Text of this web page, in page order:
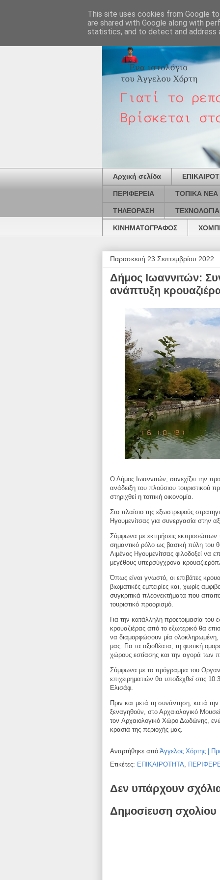
Αρχική σελίδα
ΠΕΡΙΦΕΡΕΙΑ ΤΟΠΙΚΑ ΝΕΑ
ΤΗΛΕΟΡΑΣΗ ΤΕΧΝΟΛΟΓΙΑ
ΚΙΝΗΜΑΤΟΓΡΑΦΟΣ
Παρασκευή 23 Σεπτεμβρίου 2022
Δήμος Ιωαννιτών:
ανάπτυξη
Ο Δήμος Ιωαννιτών, συνεχίζει την
ανάδειξη του πλούσιου τουριστικού
στηριχθεί η τοπική οικονομία.
Στο πλαίσιο της εξωστρεφούς
Ηγουμενίτσας για συνεργασία στην
Σύμφωνα με εκτιμήσεις εκπροσώπων
σημαντικό ρόλο ως βασική πύλη του
Λιμένος Ηγουμενίτσας φιλοδοξεί να
μεγέθους υπερσύγχρονα
Όπως είναι γνωστό, οι επιβάτες
βιωματικές εμπειρίες και, χωρίς
συγκριτικά πλεονεκτήματα που
τουριστικό προορισμό.
Για την κατάλληλη προετοιμασία
κρουαζιέρας από το εξωτερικό θα
να διαμορφώσουν μία ολοκληρωμένη,
μας. Για τα αξιοθέατα, τη φυσική
χώρους εστίασης και την αγορά των
Σύμφωνα με το πρόγραμμα του
επιχειρηματιών θα υποδεχθεί στις
Ελισάφ.
Πριν και μετά τη συνάντηση, κατά
ξεναγηθούν, στο Αρχαιολογικό
τον Αρχαιολογικό Χώρο Δωδώνης,
κρασιά της περιοχής μας.
Αναρτήθηκε από Άγγελος Χόρτης |
Ετικέτες: ΕΠΙΚΑΙΡΟΤΗΤΑ,
Δεν υπάρχουν
Δημοσίευση σχολίου
This site uses cookies from Google
are shared with Google along with
statistics, and to detect and address